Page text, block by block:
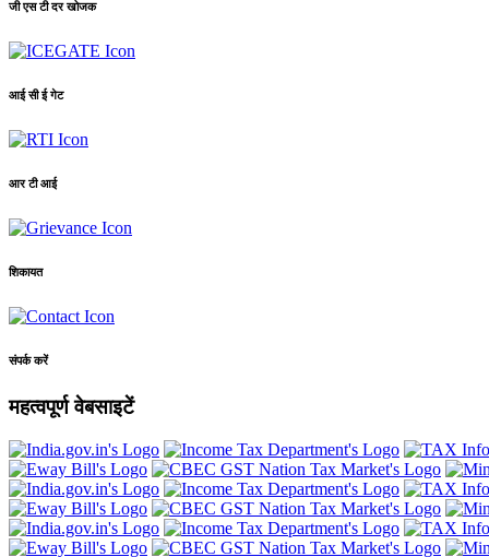
जी एस टी दर खोजक
आई सी ई गेट
आर टी आई
शिकायत
संपर्क करें
महत्वपूर्ण वेबसाइटें